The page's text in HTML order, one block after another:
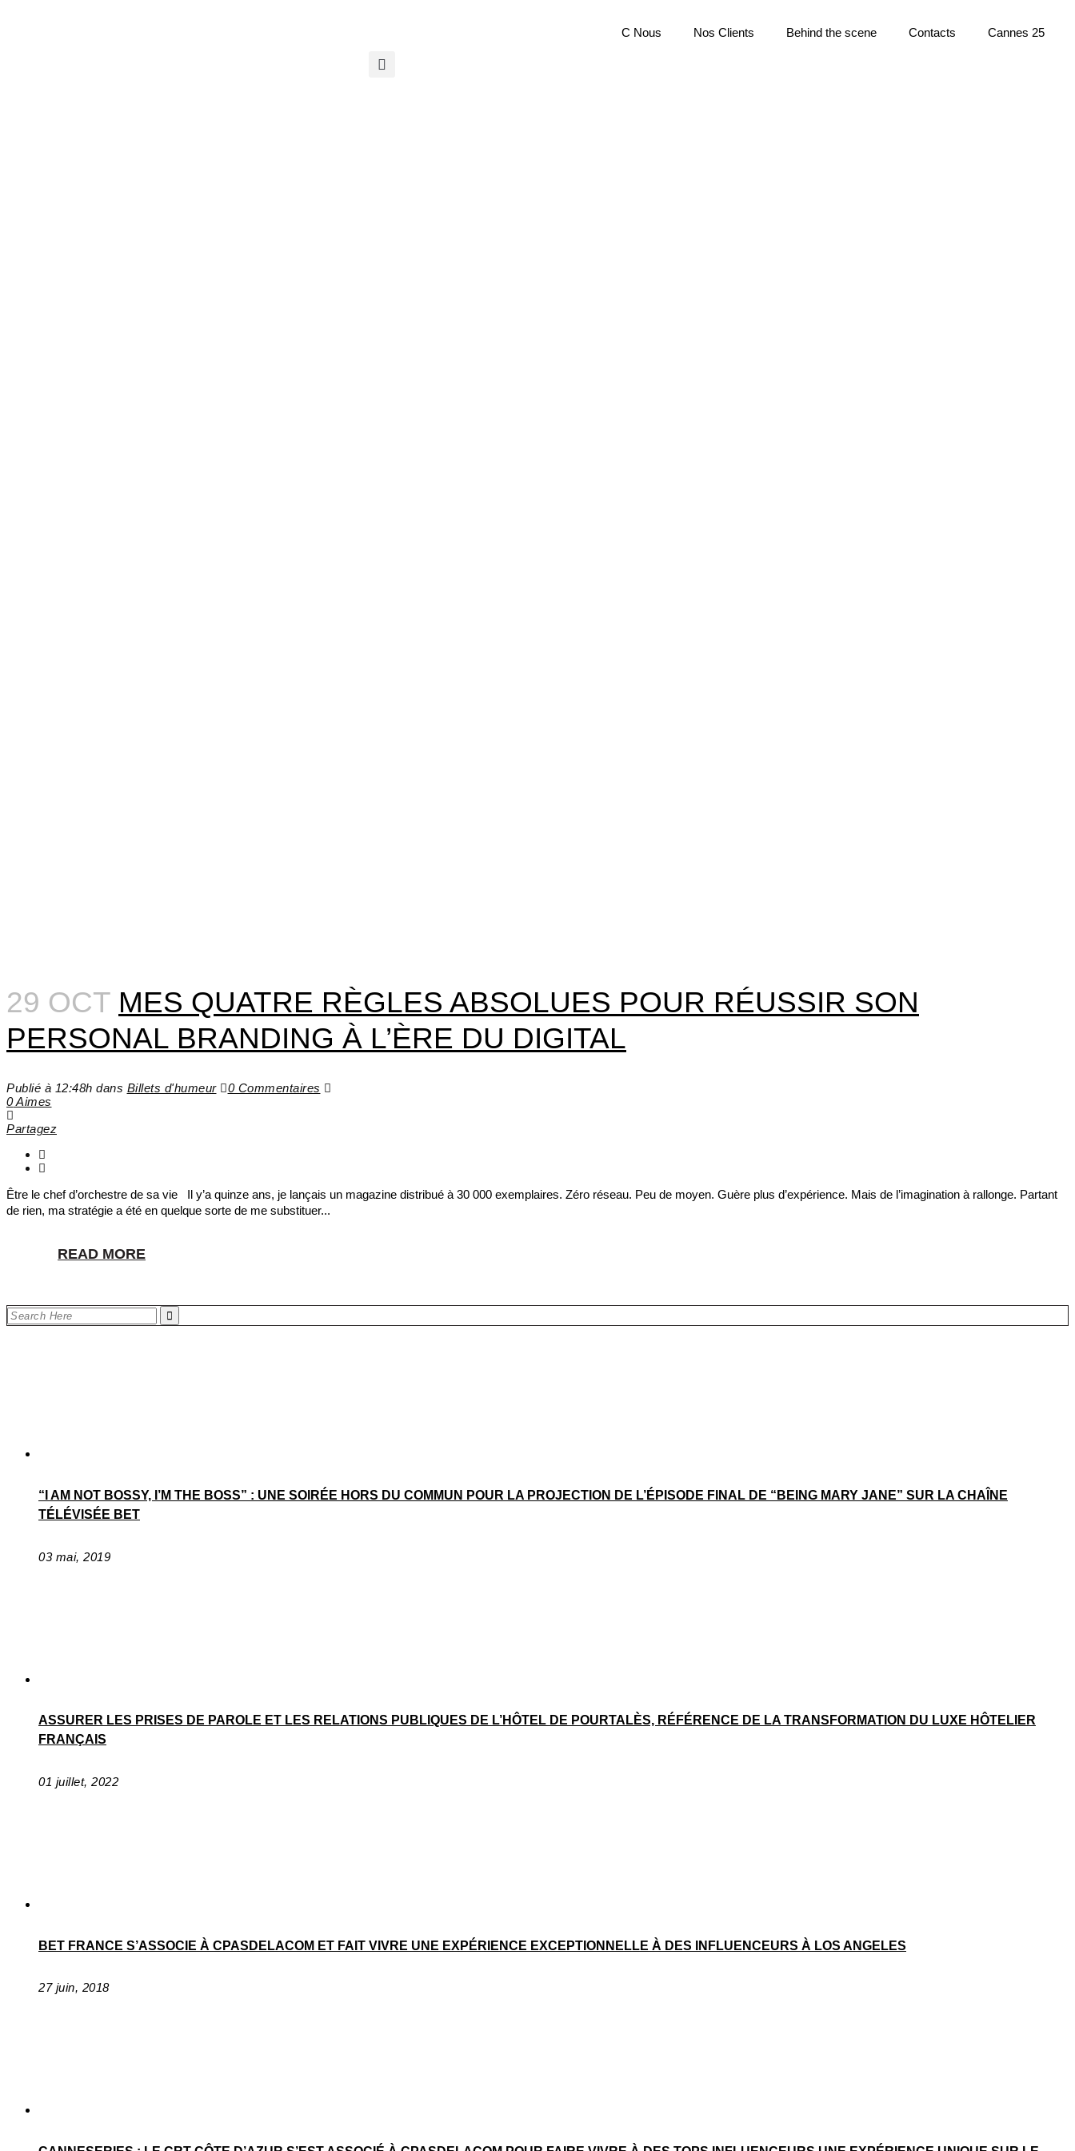
C Nous Nos Clients Behind the scene Contacts Cannes 25
29 OCT MES QUATRE RÈGLES ABSOLUES POUR RÉUSSIR SON
PERSONAL BRANDING À L’ÈRE DU DIGITAL
Publié à 12:48h dans Billets d'humeur
0 Commentaires
0Aimes
Partagez
Être le chef d’orchestre de sa vie Il y’a quinze ans, je lançais un magazine distribué à 30 000 exemplaires. Zéro réseau. Peu de moyen. Guère plus d’expérience. Mais de l’imagination à rallonge. Partant
de rien, ma stratégie a été en quelque sorte de me substituer...
READ MORE
“I AM NOT BOSSY, I’M THE BOSS” : UNE SOIRÉE HORS DU COMMUN POUR LA PROJECTION DE L’ÉPISODE FINAL DE “BEING MARY JANE” SUR LA CHAÎNE
TÉLÉVISÉE BET
03 mai, 2019
ASSURER LES PRISES DE PAROLE ET LES RELATIONS PUBLIQUES DE L’HÔTEL DE POURTALÈS, RÉFÉRENCE DE LA TRANSFORMATION DU LUXE HÔTELIER
FRANÇAIS
01 juillet, 2022
BET FRANCE S’ASSOCIE À CPASDELACOM ET FAIT VIVRE UNE EXPÉRIENCE EXCEPTIONNELLE À DES INFLUENCEURS À LOS ANGELES
27 juin, 2018